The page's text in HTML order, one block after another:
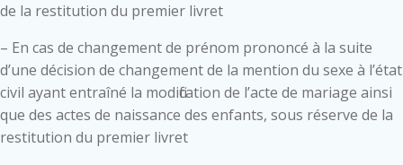
de la restitution du premier livret
– En cas de changement de prénom prononcé à la suite
d’une décision de changement de la mention du sexe à l’état
civil ayant entraîné la modification de l’acte de mariage ainsi
que des actes de naissance des enfants, sous réserve de la
restitution du premier livret